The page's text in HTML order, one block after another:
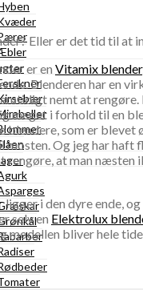
Eller er det tid til at
er en Vitamix blender
Blenderen har en
nemt at rengøre.
meget i forhold til en
blendere, som er blevet
mosten. Og jeg har haft
rengøre, at man næsten
ligger i den dyre ende,
selv en Elektrolux
modellen bliver hele